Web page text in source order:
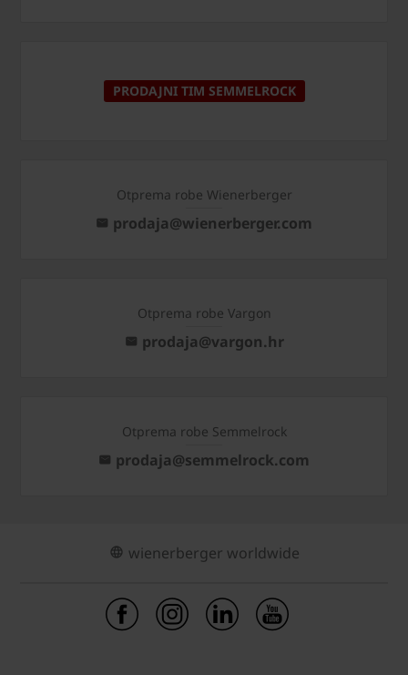
PRODAJNI TIM SEMMELROCK
Otprema robe Wienerberger
prodaja@wienerberger.com
Otprema robe Vargon
prodaja@vargon.hr
Otprema robe Semmelrock
prodaja@semmelrock.com
wienerberger worldwide